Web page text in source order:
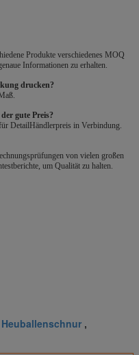
Produkte verschiedenes MOQ
Informationen zu erhalten.
drucken?
gute Preis?
DetailHändlerpreis in Verbindung.
von vielen großen
um Qualität zu halten.
Heuballenschnur ,